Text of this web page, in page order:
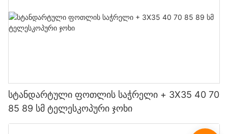
სტანდარტული ფოთლის საჭრელი + 3X35 40 70
85 89 სმ ტელესკოპური ჯოხი